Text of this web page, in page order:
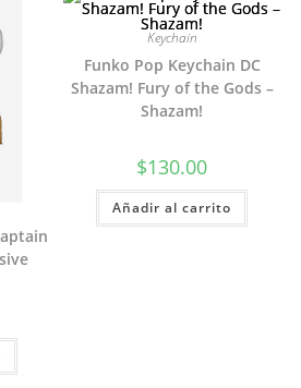
Keychain
Funko Pop Keychain DC
Shazam! Fury of the Gods –
Shazam!
$130.00
Añadir al carrito